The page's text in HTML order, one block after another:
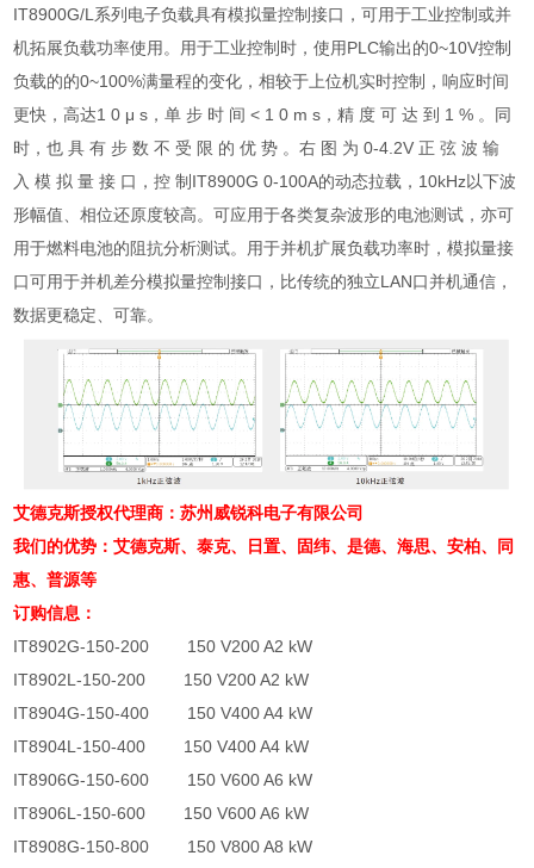
IT8900G/L系列电子负载具有模拟量控制接口，可用于工业控制或并
机拓展负载功率使用。用于工业控制时，使用PLC输出的0~10V控制
负载的的0~100%满量程的变化，相较于上位机实时控制，响应时间
更快，高达1 0 μ s，单 步 时 间 < 1 0 m s，精 度 可 达 到 1 % 。同
时，也 具 有 步 数 不 受 限 的 优 势 。右 图 为 0-4.2V 正 弦 波 输
入 模 拟 量 接 口，控 制IT8900G 0-100A的动态拉载，10kHz以下波
形幅值、相位还原度较高。可应用于各类复杂波形的电池测试，亦可
用于燃料电池的阻抗分析测试。用于并机扩展负载功率时，模拟量接
口可用于并机差分模拟量控制接口，比传统的独立LAN口并机通信，
数据更稳定、可靠。
艾德克斯授权代理商：苏州威锐科电子有限公司
我们的优势：艾德克斯、泰克、日置、固纬、是德、海思、安柏、同
惠、普源等
订购信息：
IT8902G-150-200 150 V200 A2 kW
IT8902L-150-200 150 V200 A2 kW
IT8904G-150-400 150 V400 A4 kW
IT8904L-150-400 150 V400 A4 kW
IT8906G-150-600 150 V600 A6 kW
IT8906L-150-600 150 V600 A6 kW
IT8908G-150-800 150 V800 A8 kW